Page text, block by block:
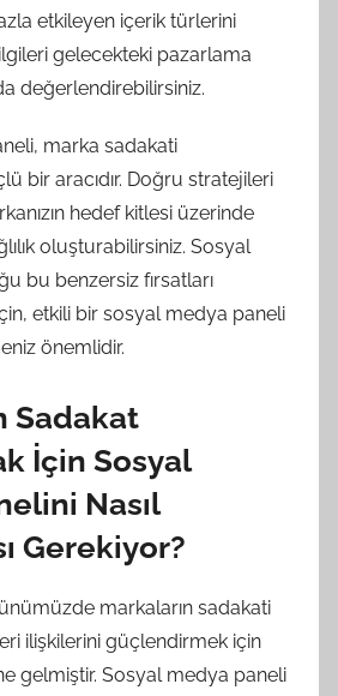
etkileyen içerik türlerini
gelecekteki pazarlama
değerlendirebilirsiniz.
marka sadakati
bir aracıdır. Doğru stratejileri
hedef kitlesi üzerinde
oluşturabilirsiniz. Sosyal
bu benzersiz fırsatları
etkili bir sosyal medya paneli
önemlidir.
Sadakat
İçin Sosyal
Nasıl
Gerekiyor?
markaların sadakati
ilişkilerini güçlendirmek için
gelmiştir. Sosyal medya paneli